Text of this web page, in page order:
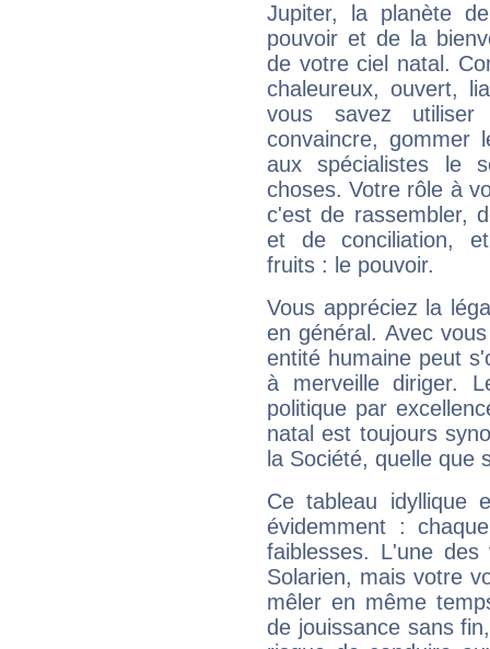
Jupiter, la planète
pouvoir et de la
de votre ciel natal.
chaleureux, ouvert,
vous savez
convaincre, gommer
aux spécialistes le
choses. Votre rôle à
c'est de rassembler,
et de conciliation,
fruits : le pouvoir.
Vous appréciez la
en général. Avec
entité humaine peut
à merveille diriger.
politique par
natal est toujours
la Société, quelle que
Ce tableau idyllique
évidemment :
faiblesses. L'une
Solarien, mais votre
mêler en même
de jouissance sans